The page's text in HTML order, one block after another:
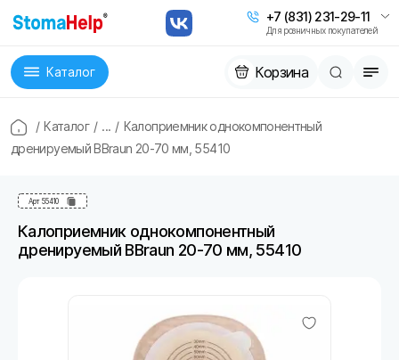
+7 (831) 231-29-11
Для розничных покупателей
Каталог Корзина
/ Каталог / ... / Калоприемник однокомпонентный
дренируемый BBraun 20-70 мм, 55410
Арт 55410
Калоприемник однокомпонентный
дренируемый BBraun 20-70 мм, 55410